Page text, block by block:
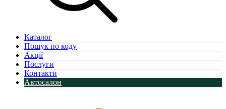
Каталог
Пошук по коду
Акції
Послуги
Контакти
Автосалон